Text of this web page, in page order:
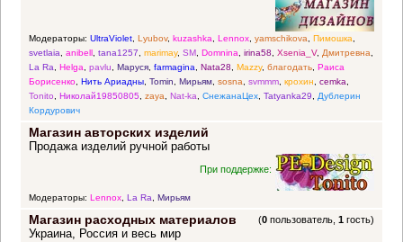
Модераторы: UltraViolet, Lyubov, kuzashka, Lennox, yamschikova, Пимошка,
svetlaia, anibell, tana1257, marimay, SM, Domnina, irina58, Xsenia_V, Дмитревна,
La Ra, Helga, pavlu, Маруся, farmagina, Nata28, Mazzy, благодать, Раиса
Борисенко, Нить Ариадны, Tomin, Мирьям, sosna, svmmm, крохин, cemka,
Tonito, Николай19850805, zaya, Nat-ka, СнежанаЦех, Tatyanka29, Дублерин
Кордурович
Магазин авторских изделий
Продажа изделий ручной работы
При поддержке:
Модераторы: Lennox, La Ra, Мирьям
Магазин расходных материалов (0 пользователь,1 гость)
Украина, Россия и весь мир